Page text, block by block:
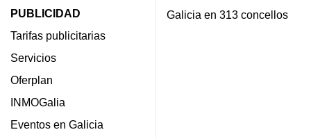
PUBLICIDAD
Tarifas publicitarias
Servicios
Oferplan
INMOGalia
Eventos en Galicia
Galicia en 313 concellos